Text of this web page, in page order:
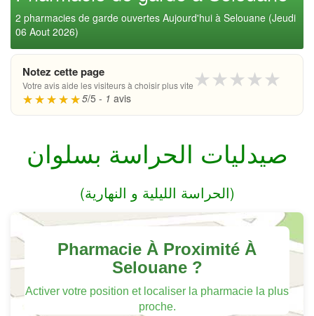
2 pharmacies de garde ouvertes Aujourd'hui à Selouane (Jeudi
06 Aout 2026)
Notez cette page
Votre avis aide les visiteurs à choisir plus vite ★
★
★
★
★
5/5 - 1 avis
صيدليات الحراسة بسلوان
(الحراسة الليلية و النهارية)
Pharmacie À Proximité À
Selouane ?
Activer votre position et localiser la pharmacie la plus
proche.